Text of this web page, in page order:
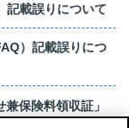
記載誤りについて
）記載誤りにつ
保険料領収証」